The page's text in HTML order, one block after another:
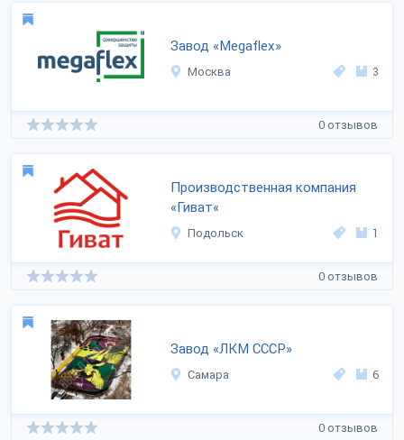
Завод «Megaflex»
Москва 3
0 отзывов
Производственная компания
«Гиват«
Подольск 1
0 отзывов
Завод «ЛКМ СССР»
Самара 6
0 отзывов